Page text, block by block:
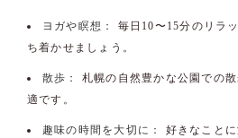
ヨガや瞑想：
毎日10〜15分のリラ
ち着かせましょう。
散歩：
札幌の自然豊かな公園での
適です。
趣味の時間を大切に：
好きなこと